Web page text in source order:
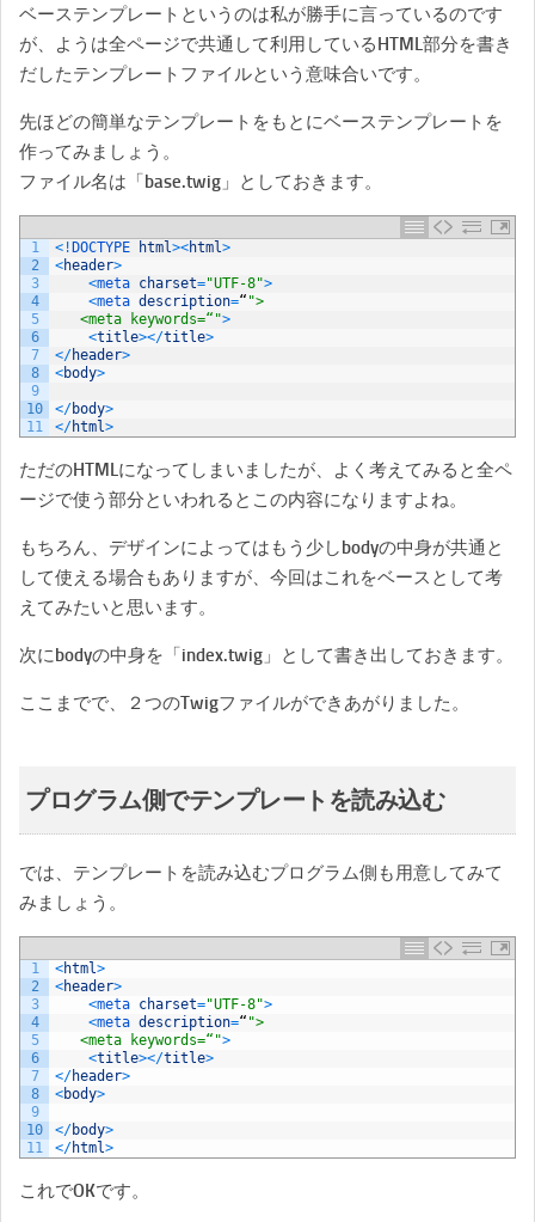
ベーステンプレートというのは私が勝手に言っているのです
が、ようは全ページで共通して利用しているHTML部分を書き
だしたテンプレートファイルという意味合いです。
先ほどの簡単なテンプレートをもとにベーステンプレートを
作ってみましょう。
ファイル名は「base.twig」としておきます。
1
2
3
4
5
6
7
8
9
10
11
< ! DOCTYPE html><html>
<header>
<meta charset="UTF-8">
<meta description=“ ">
<meta keywords=“">
<title></title>
</header>
<body>
</body>
</html>
ただのHTMLになってしまいましたが、よく考えてみると全ペ
ージで使う部分といわれるとこの内容になりますよね。
もちろん、デザインによってはもう少しbodyの中身が共通と
して使える場合もありますが、今回はこれをベースとして考
えてみたいと思います。
次にbodyの中身を「index.twig」として書き出しておきます。
ここまでで、２つのTwigファイルができあがりました。
プログラム側でテンプレートを読み込む
では、テンプレートを読み込むプログラム側も用意してみて
みましょう。
1
2
3
4
5
6
7
8
9
10
11
<html>
<header>
<meta charset="UTF-8">
<meta description=“ ">
<meta keywords=“">
<title></title>
</header>
<body>
</body>
</html>
これでOKです。